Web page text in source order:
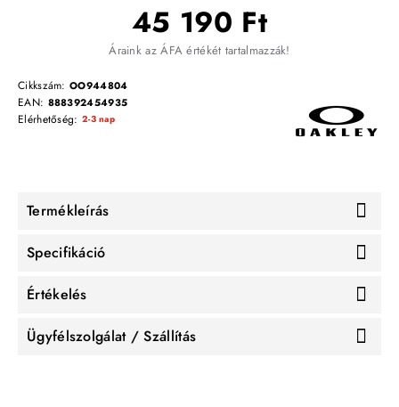
45 190 Ft
Áraink az ÁFA értékét tartalmazzák!
Cikkszám: OO944804
EAN: 888392454935
Elérhetőség: 2-3 nap
Termékleírás
Specifikáció
Értékelés
Ügyfélszolgálat / Szállítás